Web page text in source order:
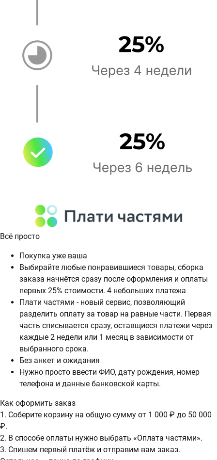
Всё просто
Покупка уже ваша
Выбирайте любые понравившиеся товары, сборка
заказа начнётся сразу после оформления и оплаты
первых 25% стоимости. 4 небольших платежа
Плати частями - новый сервис, позволяющий
разделить оплату за товар на равные части. Первая
часть списывается сразу, оставщиеся платежи через
каждые 2 недели или 1 месяц в зависимости от
выбранного срока.
Без анкет и ожидания
Нужно просто ввести ФИО, дату рождения, номер
телефона и данные банковской карты.
Как оформить заказ
1. Соберите корзину на общую сумму от 1 000 ₽ до 50 000
₽.
2. В способе оплаты нужно выбрать «Оплата частями».
3. Спишем первый платёж и отправим вам заказ.